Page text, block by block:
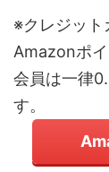
※クレジット
Amazonポ
会員は一律
す。